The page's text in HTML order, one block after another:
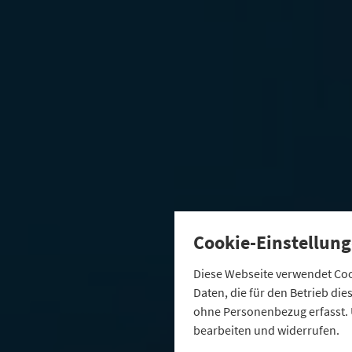
Cookie-
Diese Webseite verwendet
Daten, die für den Betrieb
ohne Personenbezug
bearbeiten und widerrufen.